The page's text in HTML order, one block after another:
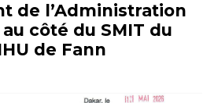
de l’Administration
côté du SMIT du
de Fann